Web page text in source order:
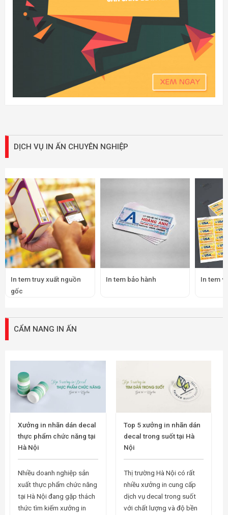
DỊCH VỤ IN ẤN CHUYÊN NGHIỆP
In tem truy xuất nguồn
gốc
In tem bảo hành In tem
CẨM NANG IN ẤN
Xưởng in nhãn dán decal
thực phẩm chức năng tại
Hà Nội
Nhiều doanh nghiệp sản
xuất thực phẩm chức năng
tại Hà Nội đang gặp thách
thức tìm kiếm xưởng in
Top 5 xưởng in nhãn dán
decal trong suốt tại Hà
Nội
Thị trường Hà Nội có rất
nhiều xưởng in cung cấp
dịch vụ decal trong suốt
với chất lượng và độ bền